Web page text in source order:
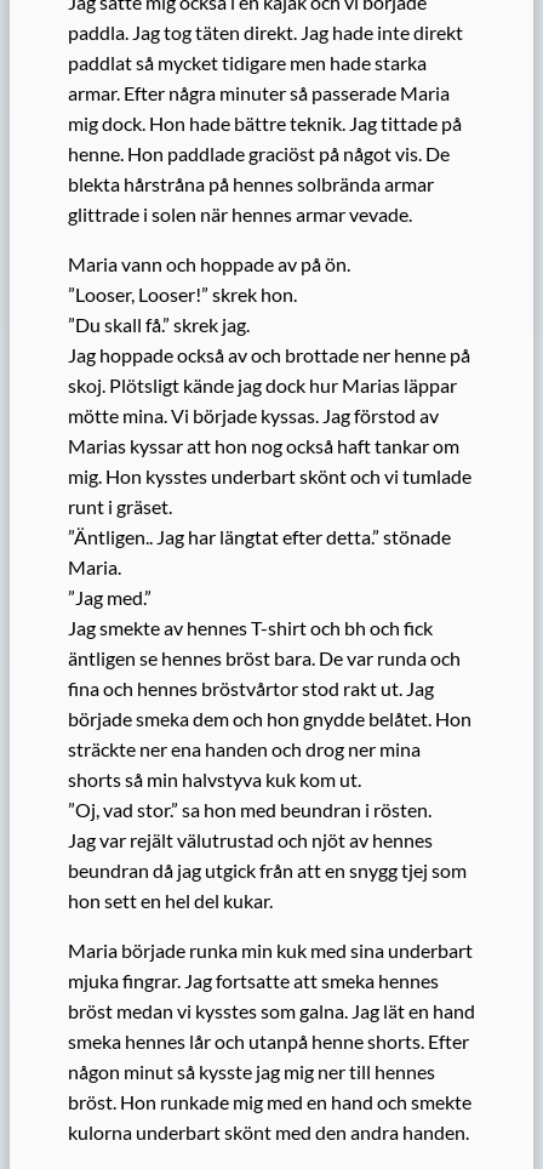
paddla. Jag tog täten direkt. Jag hade inte direkt
paddlat så mycket tidigare men hade starka
armar. Efter några minuter så passerade Maria
mig dock. Hon hade bättre teknik. Jag tittade på
henne. Hon paddlade graciöst på något vis. De
blekta hårstråna på hennes solbrända armar
glittrade i solen när hennes armar vevade.
Maria vann och hoppade av på ön.
”Looser, Looser!” skrek hon.
”Du skall få.” skrek jag.
Jag hoppade också av och brottade ner henne på
skoj. Plötsligt kände jag dock hur Marias läppar
mötte mina. Vi började kyssas. Jag förstod av
Marias kyssar att hon nog också haft tankar om
mig. Hon kysstes underbart skönt och vi tumlade
runt i gräset.
”Äntligen.. Jag har längtat efter detta.” stönade
Maria.
”Jag med.”
Jag smekte av hennes T-shirt och bh och fick
äntligen se hennes bröst bara. De var runda och
fina och hennes bröstvårtor stod rakt ut. Jag
började smeka dem och hon gnydde belåtet. Hon
sträckte ner ena handen och drog ner mina
shorts så min halvstyva kuk kom ut.
”Oj, vad stor.” sa hon med beundran i rösten.
Jag var rejält välutrustad och njöt av hennes
beundran då jag utgick från att en snygg tjej som
hon sett en hel del kukar.
Maria började runka min kuk med sina underbart
mjuka fingrar. Jag fortsatte att smeka hennes
bröst medan vi kysstes som galna. Jag lät en hand
smeka hennes lår och utanpå henne shorts. Efter
någon minut så kysste jag mig ner till hennes
bröst. Hon runkade mig med en hand och smekte
kulorna underbart skönt med den andra handen.